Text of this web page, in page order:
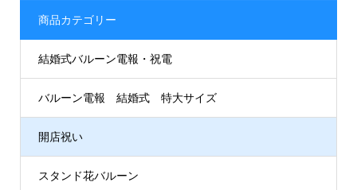
商品カテゴリー
結婚式バルーン電報・祝電
バルーン電報 結婚式 特大サイズ
開店祝い
スタンド花バルーン